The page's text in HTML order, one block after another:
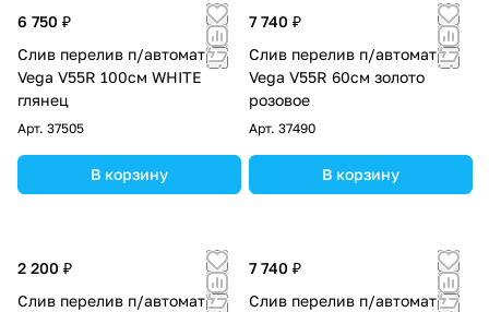
6 750 ₽
Слив перелив п/автомат
Vega V55R 100см WHITE
глянец
Арт. 37505
В корзину
7 740 ₽
Слив перелив п/автомат
Vega V55R 60см золото
розовое
Арт. 37490
В корзину
2 200 ₽
Слив перелив п/автомат
7 740 ₽
Слив перелив п/автомат